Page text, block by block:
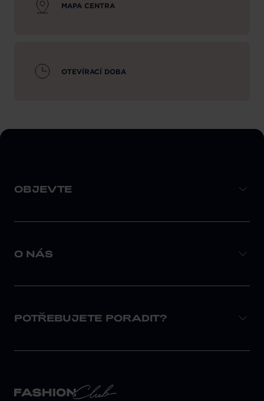
MAPA CENTRA
OTEVÍRACÍ DOBA
OBJEVTE
O NÁS
POTŘEBUJETE PORADIT?